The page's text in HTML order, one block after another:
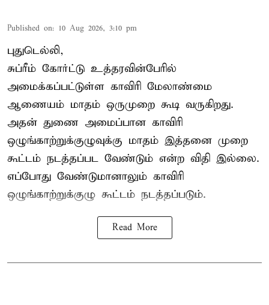
Published on: 10 Aug 2026, 3:10 pm
புதுடெல்லி,
சுப்ரீம் கோர்ட்டு உத்தரவின்பேரில்
அமைக்கப்பட்டுள்ள காவிரி மேலாண்மை
ஆணையம் மாதம் ஒருமுறை கூடி வருகிறது.
அதன் துணை அமைப்பான காவிரி
ஒழுங்காற்றுக்குழுவுக்கு மாதம் இத்தனை முறை
கூட்டம் நடத்தப்பட வேண்டும் என்ற விதி இல்லை.
எப்போது வேண்டுமானாலும் காவிரி
ஒழுங்காற்றுக்குழு கூட்டம் நடத்தப்படும்.
Read More